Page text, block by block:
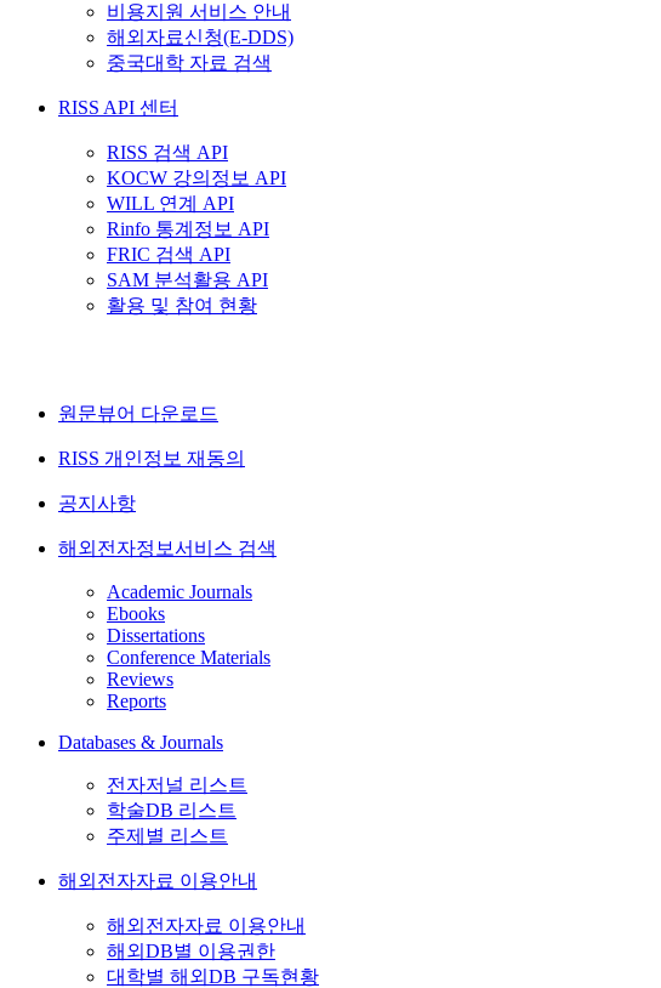
비용지원 서비스 안내
해외자료신청(E-DDS)
중국대학 자료 검색
RISS API 센터
RISS 검색 API
KOCW 강의정보 API
WILL 연계 API
Rinfo 통계정보 API
FRIC 검색 API
SAM 분석활용 API
활용 및 참여 현황
원문뷰어 다운로드
RISS 개인정보 재동의
공지사항
해외전자정보서비스 검색
Academic Journals
Ebooks
Dissertations
Conference Materials
Reviews
Reports
Databases & Journals
전자저널 리스트
학술DB 리스트
주제별 리스트
해외전자자료 이용안내
해외전자자료 이용안내
해외DB별 이용권한
대학별 해외DB 구독현황